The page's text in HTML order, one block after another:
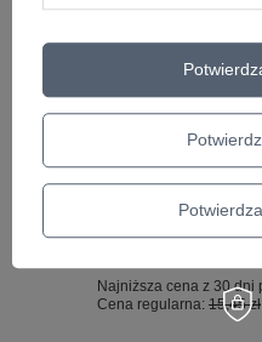
Mooer PDC 8A
wtyk kątowy
33,97 zł
Najniższa cena z 30 dni
OKAZJA
AJJ0030 J/J 30cm
Najniższa cena z 30 dni
Cena regularna: 15,45 zł